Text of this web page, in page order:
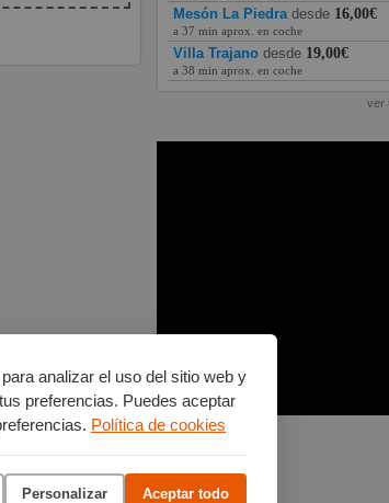
analizar el uso del sitio web y
preferencias. Puedes aceptar
Política de cookies
Personalizar Aceptar todo
Mesón La Piedradesde 16,00€
a 37 min aprox. en coche
Villa Trajano desde 19,00€
a 38 min aprox. en coche
ver